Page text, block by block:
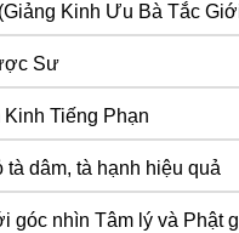
Kinh Ưu Bà Tắc
Sư
Kinh Tiếng Phạn
tà dâm, tà hạnh hiệu quả
góc nhìn Tâm lý và Phật